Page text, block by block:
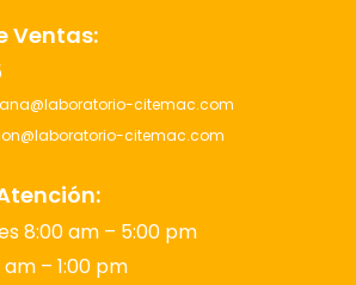
Ventas:
citemac.com
citemac.com
8:00 am – 5:00 pm
– 1:00 pm